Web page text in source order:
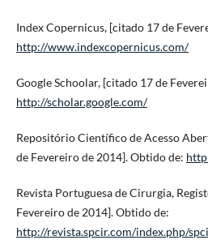
Index Copernicus, [citado 17 de
http://www.indexcopernicus.com/
Google Schoolar, [citado 17 de
http://scholar.google.com/
Repositório Científico de Acesso
de Fevereiro de 2014]. Obtido de:
Revista Portuguesa de Cirurgia,
Fevereiro de 2014]. Obtido de:
http://revista.spcir.com/index.php/